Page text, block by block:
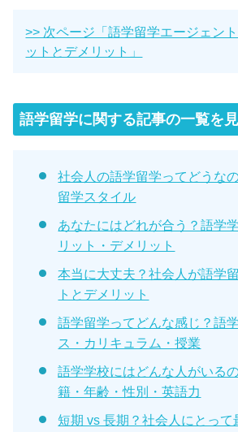
>> 次ページ「語学留学エージェン
ットとデメリット」
語学留学に関する記事の一覧を
社会人の語学留学ってどうな
留学スタイル
あなたにはどれが合う？語学
リット・デメリット
本当に大丈夫？社会人が語学
トとデメリット
語学留学ってどんな感じ？語
ス・カリキュラム・授業
語学学校にはどんな人がいる
籍・年齢・性別・英語力
短期 vs 長期？社会人にとって